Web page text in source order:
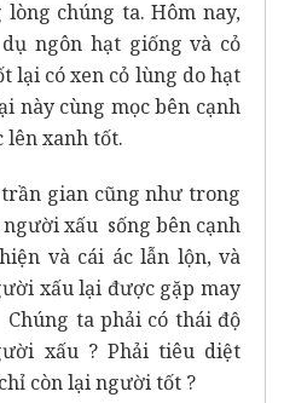
chúng ta. Hôm nay,
ngôn hạt giống và cỏ
lại có xen cỏ lùng do hạt
này cùng mọc bên cạnh
lên xanh tốt.
gian cũng như trong
xấu sống bên cạnh
và cái ác lẫn lộn, và
xấu lại được gặp may
ta phải có thái độ
xấu ? Phải tiêu diệt
còn lại người tốt ?